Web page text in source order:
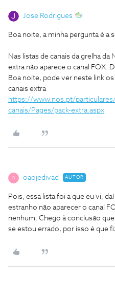
Jose Rodrigues
Boa noite, a minha pergunta é a
Nas listas de canais da grelha da
extra não aparece o canal FOX.
Boa noite, pode ver neste link
canais extra
https://www.nos.pt/
canais/Pages/pack-extra.aspx
O oaojedivad AUTOR
Pois, essa lista foi a que eu vi,
estranho não aparecer o canal
nenhum. Chego à conclusão
se estou errado, por isso é que